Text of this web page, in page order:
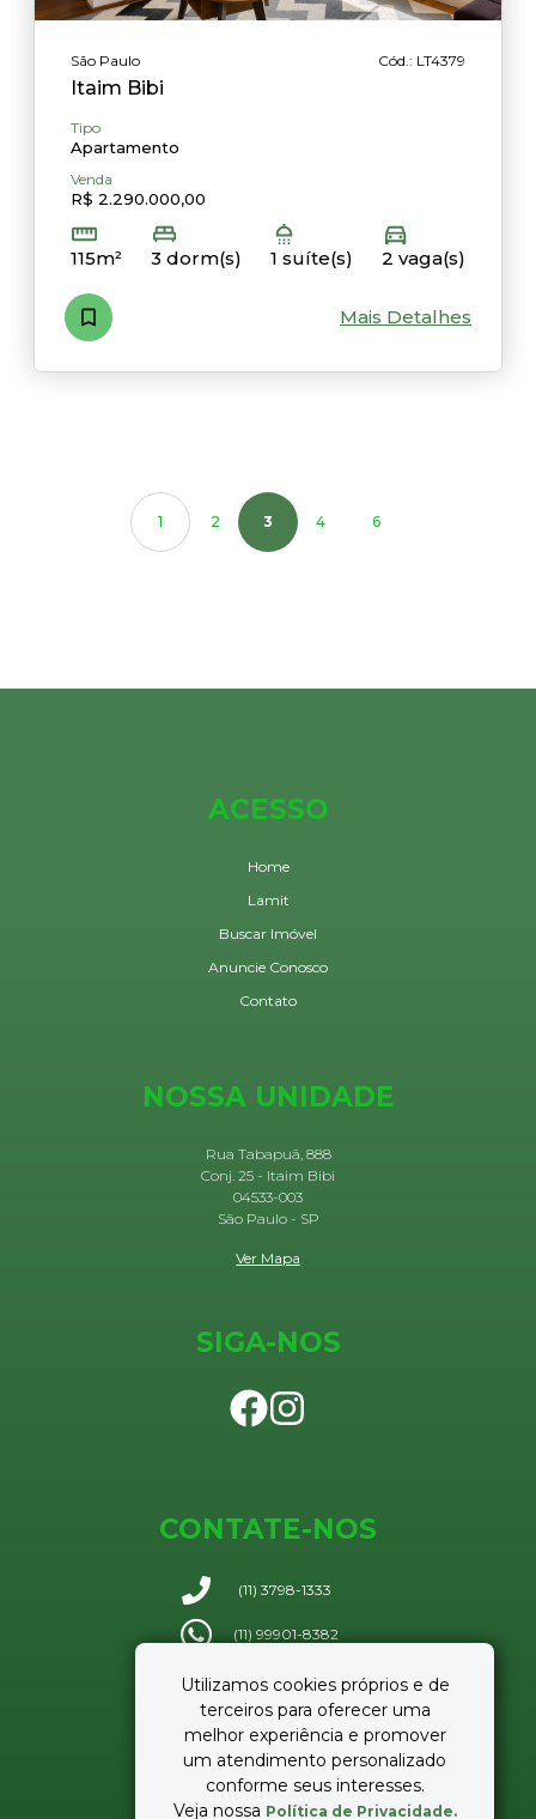
São Paulo Cód.: LT4379
Itaim Bibi
Tipo
Apartamento
Venda
R$ 2.290.000,00
115m² 3 dorm(s) 1 suíte(s) 2 vaga(s)
Mais Detalhes
1 2 3 4 6
Utilizamos cookies próprios e de
terceiros para oferecer uma
melhor experiência e promover
um atendimento personalizado
conforme seus interesses.
Veja nossa Política de Privacidade.
ACESSO
Home
Lamit
Buscar Imóvel
Anuncie Conosco
Contato
NOSSA UNIDADE
Rua Tabapuã, 888
Conj. 25 - Itaim Bibi
04533-003
São Paulo - SP
Ver Mapa
SIGA-NOS
CONTATE-NOS
(11) 3798-1333
(11) 99901-8382
Enviar e-mail